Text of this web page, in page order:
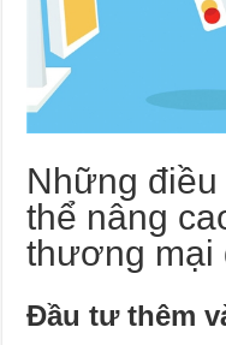
Những
thể nâng
thương mại
Đầu tư thêm